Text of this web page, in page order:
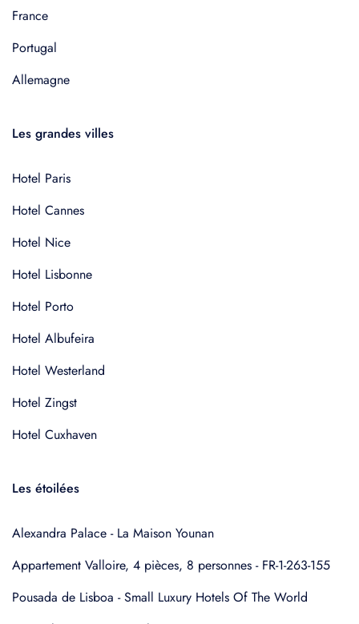
France
Portugal
Allemagne
Les grandes villes
Hotel Paris
Hotel Cannes
Hotel Nice
Hotel Lisbonne
Hotel Porto
Hotel Albufeira
Hotel Westerland
Hotel Zingst
Hotel Cuxhaven
Les étoilées
Alexandra Palace - La Maison Younan
Appartement Valloire, 4 pièces, 8 personnes - FR-1-263-155
Pousada de Lisboa - Small Luxury Hotels Of The World